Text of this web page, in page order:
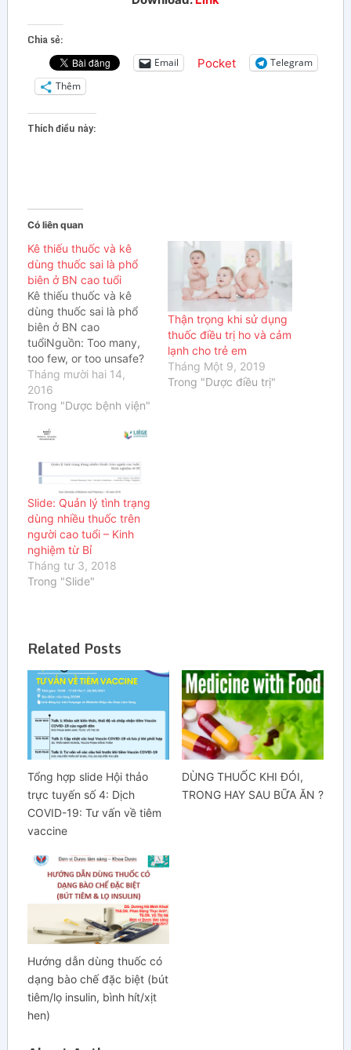
Chia sẻ:
Email Pocket
Telegram
Thêm
Thích điều này:
Có liên quan
Kê thiếu thuốc và kê
dùng thuốc sai là phổ
biên ở BN cao tuổi
Kê thiếu thuốc và kê
dùng thuốc sai là phổ
biên ở BN cao
tuổiNguồn: Too many,
too few, or too unsafe?
Impact of inappropriate
prescribing on mortality,
and hospitalization in a
dwelling oldest old.Link:
Hương – K62 Đại học
Dược Hà NộiNgười
hiệu…
Tháng mười hai 14,
2016
Trong "Dược bệnh viện"
Thận trọng khi sử dụng
thuốc điều trị ho và cảm
lạnh cho trẻ em
Tháng Một 9, 2019
Trong "Dược điều trị"
Slide: Quản lý tình trạng
dùng nhiều thuốc trên
người cao tuổi – Kinh
nghiệm từ Bỉ
Tháng tư 3, 2018
Trong "Slide"
Related Posts
Tổng hợp slide Hội thảo
trực tuyến số 4: Dịch
COVID-19: Tư vấn về tiêm
vaccine
DÙNG THUỐC KHI ĐÓI,
TRONG HAY SAU BỮA ĂN ?
Hướng dẫn dùng thuốc có
dạng bào chế đặc biệt (bút
tiêm/lọ insulin, bình hít/xịt
hen)